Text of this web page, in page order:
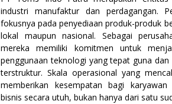
industri manufaktur dan perdagangan.
fokusnya pada penyediaan produk-produk
lokal maupun nasional. Sebagai
mereka memiliki komitmen untuk
penggunaan teknologi yang tepat guna
terstruktur. Skala operasional yang
memberikan kesempatan bagi
bisnis secara utuh, bukan hanya dari satu